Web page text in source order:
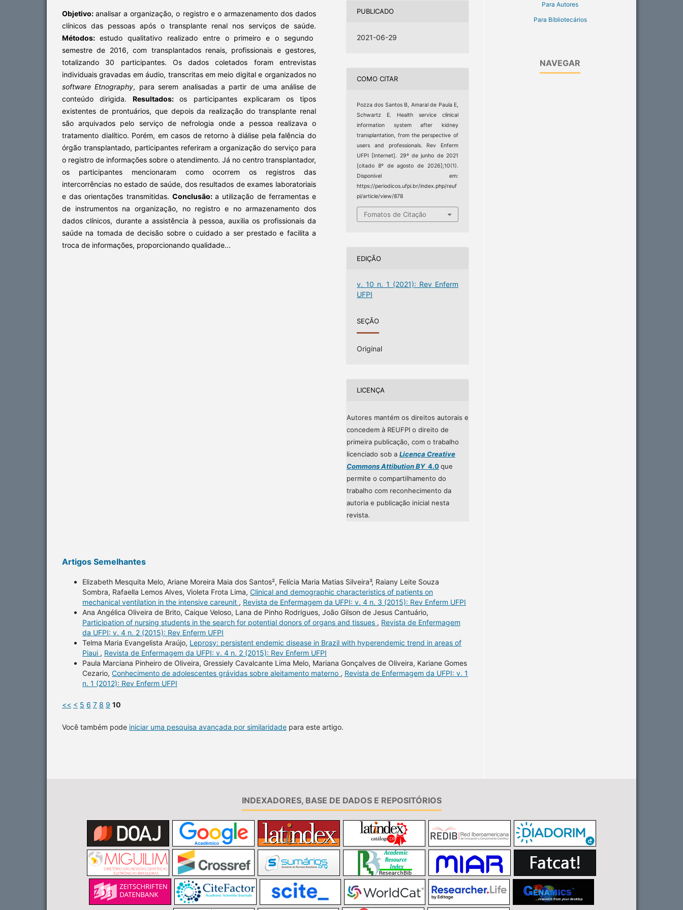
Objetivo:analisar a organização, o registro e o armazenamento dos dados
clínicos das pessoas após o transplante renal nos serviços de saúde.
Métodos: estudo qualitativo realizado entre o primeiro e o segundo
semestre de 2016, com transplantados renais, profissionais e gestores,
totalizando 30 participantes. Os dados coletados foram entrevistas
individuais gravadas em áudio, transcritas em meio digital e organizados no
software Etnography, para serem analisadas a partir de uma análise de
conteúdo dirigida.Resultados:os participantes explicaram os tipos
existentes de prontuários, que depois da realização do transplante renal
são arquivados pelo serviço de nefrologia onde a pessoa realizava o
tratamento dialítico. Porém, em casos de retorno à diálise pela falência do
órgão transplantado, participantes referiram a organização do serviço para
o registro de informações sobre o atendimento. Já no centro transplantador,
os participantes mencionaram como ocorrem os registros das
intercorrências no estado de saúde, dos resultados de exames laboratoriais
e das orientações transmitidas. Conclusão:a utilização de ferramentas e
de instrumentos na organização, no registro e no armazenamento dos
dados clínicos, durante a assistência à pessoa, auxilia os profissionais da
saúde na tomada de decisão sobre o cuidado a ser prestado e facilita a
troca de informações, proporcionando qualidade...
PUBLICADO
2021-06-29
COMO CITAR
Pozza dos Santos B, Amaral de Paula E,
Schwartz E. Health service clinical
information system after kidney
transplantation, from the perspective of
users and professionals. Rev Enferm
UFPI [Internet]. 29º de junho de 2021
[citado 8º de agosto de 2026];10(1).
Disponível em:
https://periodicos.ufpi.br/index.php/reuf
pi/article/view/878
Fomatos de Citação
EDIÇÃO
v. 10 n. 1 (2021): Rev Enferm
UFPI
SEÇÃO
Original
LICENÇA
Autores mantém os direitos autorais e
concedem à REUFPI o direito de
primeira publicação, com o trabalho
licenciado sob a Licença Creative
Commons Attibution BY4.0que
permite o compartilhamento do
trabalho com reconhecimento da
autoria e publicação inicial nesta
revista.
Artigos Semelhantes
Elizabeth Mesquita Melo, Ariane Moreira Maia dos Santos², Felícia Maria Matias Silveira³, Raiany Leite Souza
Sombra, Rafaella Lemos Alves, Violeta Frota Lima, Clinical and demographic characteristics of patients on
mechanical ventilation in the intensive careunit , Revista de Enfermagem da UFPI: v. 4 n. 3 (2015): Rev Enferm UFPI
Ana Angélica Oliveira de Brito, Caique Veloso, Lana de Pinho Rodrigues, João Gilson de Jesus Cantuário,
Participation of nursing students in the search for potential donors of organs and tissues , Revista de Enfermagem
da UFPI: v. 4 n. 2 (2015): Rev Enferm UFPI
Telma Maria Evangelista Araújo, Leprosy: persistent endemic disease in Brazil with hyperendemic trend in areas of
Piaui , Revista de Enfermagem da UFPI: v. 4 n. 2 (2015): Rev Enferm UFPI
Paula Marciana Pinheiro de Oliveira, Gressiely Cavalcante Lima Melo, Mariana Gonçalves de Oliveira, Kariane Gomes
Cezario, Conhecimento de adolescentes grávidas sobre aleitamento materno , Revista de Enfermagem da UFPI: v. 1
n. 1 (2012): Rev Enferm UFPI
<< < 5 6 7 8 9 10
Você também pode iniciar uma pesquisa avançada por similaridade para este artigo.
Para Autores
Para Bibliotecários
NAVEGAR
INDEXADORES, BASE DE DADOS E REPOSITÓRIOS